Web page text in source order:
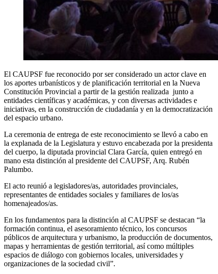
El CAUPSF fue reconocido por ser considerado un actor clave en
los aportes urbanísticos y de planificación territorial en la Nueva
Constitución Provincial a partir de la gestión realizada junto a
entidades científicas y académicas, y con diversas actividades e
iniciativas, en la construcción de ciudadanía y en la democratización
del espacio urbano.
La ceremonia de entrega de este reconocimiento se llevó a cabo en
la explanada de la Legislatura y estuvo encabezada por la presidenta
del cuerpo, la diputada provincial Clara García, quien entregó en
mano esta distinción al presidente del CAUPSF, Arq. Rubén
Palumbo.
El acto reunió a legisladores/as, autoridades provinciales,
representantes de entidades sociales y familiares de los/as
homenajeados/as.
En los fundamentos para la distinción al CAUPSF se destacan “la
formación continua, el asesoramiento técnico, los concursos
públicos de arquitectura y urbanismo, la producción de documentos,
mapas y herramientas de gestión territorial, así como múltiples
espacios de diálogo con gobiernos locales, universidades y
organizaciones de la sociedad civil”.